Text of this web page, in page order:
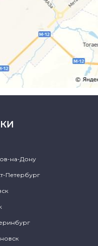
на-Дону
Петербург